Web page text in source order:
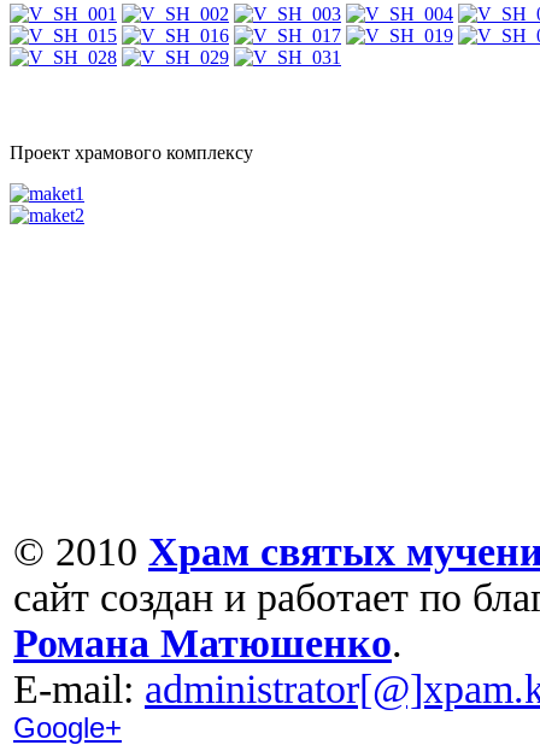
Проект храмового комплексу
© 2010 Храм святых
сайт создан и работает по
Романа Матюшенко.
Е-mail:
Google+